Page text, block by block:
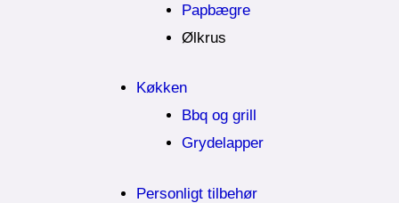
Papbægre
Ølkrus
Køkken
Bbq og grill
Grydelapper
Personligt tilbehør